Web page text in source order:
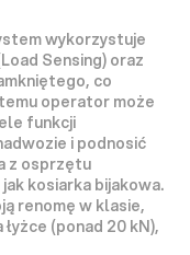
wykorzystuje
Load Sensing) oraz
co
operator może
funkcji
i podnosić
z osprzętu
kosiarka bijakowa.
renomę w klasie,
łyżce (ponad 20 kN),